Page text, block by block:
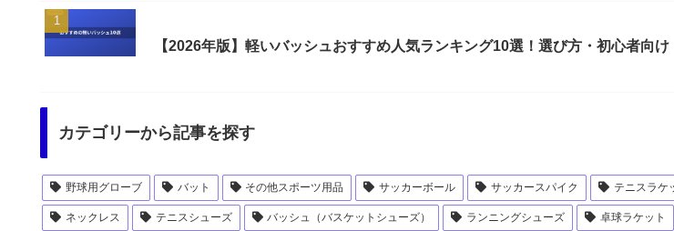
【2026年版】軽いバッシュおすすめ人気ランキング10選！選び方・初心者向
カテゴリーから記事を探す
野球用グローブ バット その他スポーツ用品 サッカーボール サッカースパイク テニスラケ
ネックレス テニスシューズ バッシュ（バスケットシューズ） ランニングシューズ 卓球ラケット